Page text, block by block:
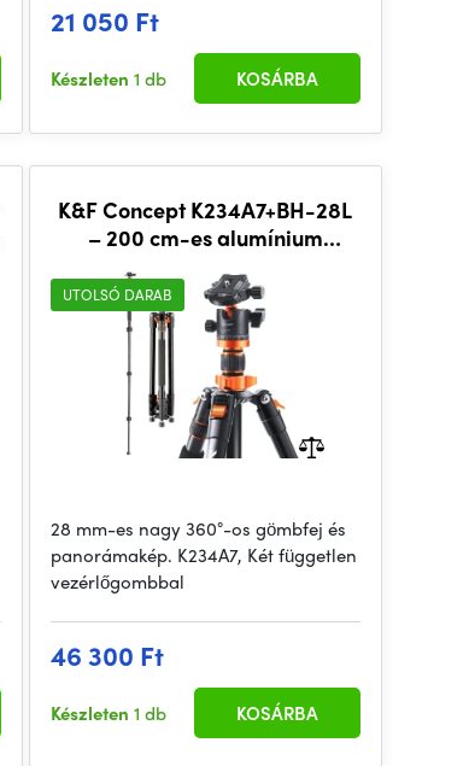
21 050 Ft
Készleten 1 db KOSÁRBA
K&F Concept K234A7+BH-28L
– 200 cm-es alumínium
fényképezőgép-állvány
gömbfejjel
UTOLSÓ DARAB
28 mm-es nagy 360°-os gömbfej és
panorámakép. K234A7, Két független
vezérlőgombbal
46 300 Ft
Készleten 1 db KOSÁRBA